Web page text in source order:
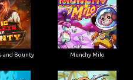
and Bounty Munchy Milo